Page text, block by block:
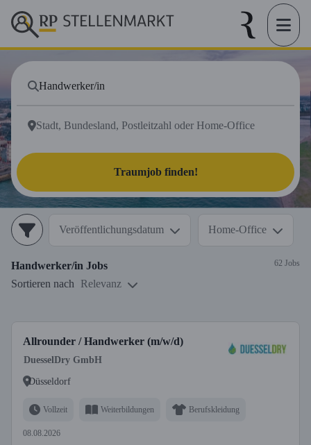
Traumjob finden!
Veröffentlichungsdatum Home-Office
Handwerker/in Jobs 62 Jobs
Sortieren nach Relevanz
Allrounder / Handwerker (m/w/d)
DuesselDry GmbH
Düsseldorf
Vollzeit Weiterbildungen Berufskleidung
08.08.2026